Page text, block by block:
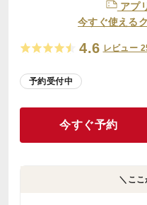
アプ
今すぐ使える
4.6 レビュー
予約受付中
今すぐ予約
＼こ